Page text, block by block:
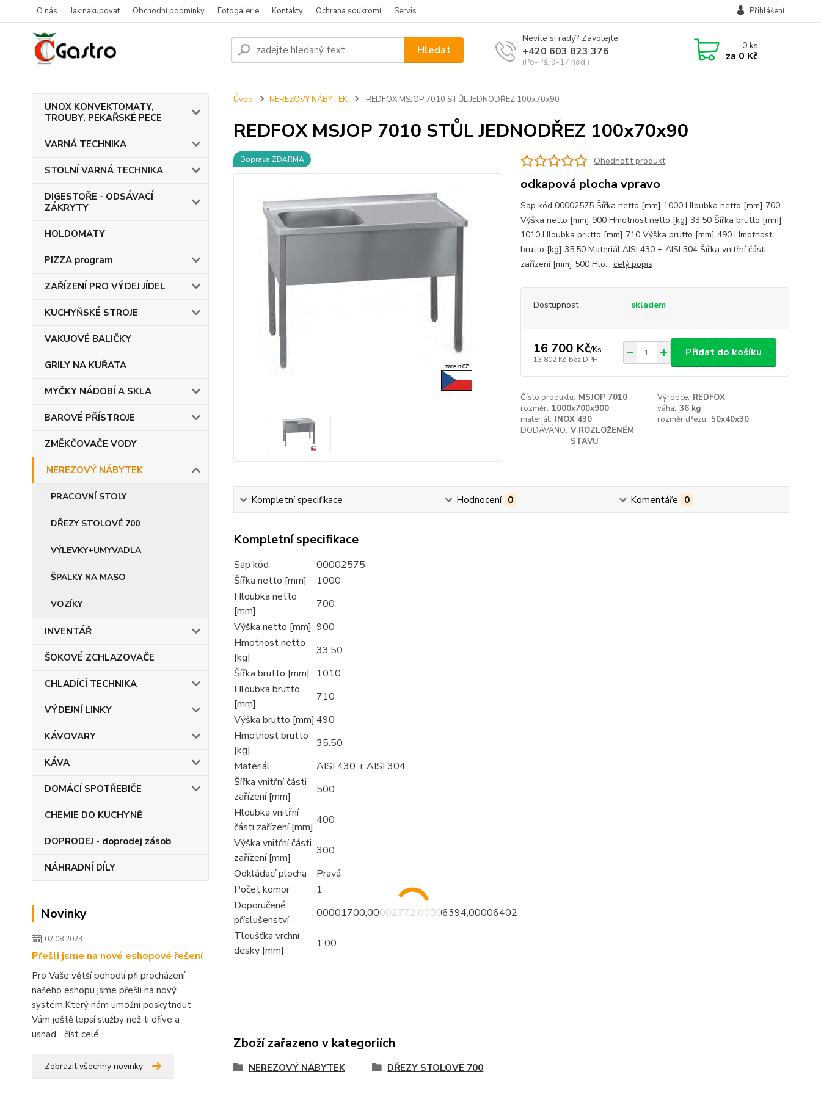
O nás Jak nakupovat Obchodní podmínky Fotogalerie Kontakty Ochrana soukromí Servis Přihlášení
Hledat
Nevíte si rady? Zavolejte.
+420 603 823 376
(Po-Pá, 9-17 hod.)
0ks
za 0 Kč
UNOX KONVEKTOMATY,
TROUBY, PEKAŘSKÉ PECE
VARNÁ TECHNIKA
STOLNÍ VARNÁ TECHNIKA
DIGESTOŘE - ODSÁVACÍ
ZÁKRYTY
HOLDOMATY
PIZZA program
ZAŘÍZENÍ PRO VÝDEJ JÍDEL
KUCHYŇSKÉ STROJE
VAKUOVÉ BALIČKY
GRILY NA KUŘATA
MYČKY NÁDOBÍ A SKLA
BAROVÉ PŘÍSTROJE
ZMĚKČOVAČE VODY
NEREZOVÝ NÁBYTEK
PRACOVNÍ STOLY
DŘEZY STOLOVÉ 700
VÝLEVKY+UMYVADLA
ŠPALKY NA MASO
VOZÍKY
INVENTÁŘ
ŠOKOVÉ ZCHLAZOVAČE
CHLADÍCÍ TECHNIKA
VÝDEJNÍ LINKY
KÁVOVARY
KÁVA
DOMÁCÍ SPOTŘEBIČE
CHEMIE DO KUCHYNĚ
DOPRODEJ - doprodej zásob
NÁHRADNÍ DÍLY
Novinky
02.08.2023
Přešli jsme na nové eshopové řešení
Pro Vaše větší pohodlí při procházení
našeho eshopu jsme přešli na nový
systém.Který nám umožní poskytnout
Vám ještě lepsí služby než-li dříve a
usnad... číst celé
Zobrazit všechny novinky
Úvod NEREZOVÝ NÁBYTEK REDFOX MSJOP 7010 STŮL JEDNODŘEZ 100x70x90
REDFOX MSJOP 7010 STŮL JEDNODŘEZ 100x70x90
Doprava ZDARMA Ohodnotit produkt
odkapová plocha vpravo
Sap kód 00002575 Šířka netto [mm] 1000 Hloubka netto [mm] 700
Výška netto [mm] 900 Hmotnost netto [kg] 33.50 Šířka brutto [mm]
1010 Hloubka brutto [mm] 710 Výška brutto [mm] 490 Hmotnost
brutto [kg] 35.50 Materiál AISI 430 + AISI 304 Šířka vnitřní části
zařízení [mm] 500 Hlo... celý popis
Dostupnost skladem
16 700 Kč/Ks
13 802 Kč bez DPH
Přidat do košíku
Číslo produktu: MSJOP 7010 Výrobce: REDFOX
rozměr: 1000x700x900 váha: 36 kg
materiál: INOX 430 rozměr dřezu: 50x40x30
DODÁVÁNO: V ROZLOŽENÉM
STAVU
Kompletní specifikace Hodnocení 0 Komentáře 0
Kompletní specifikace
Sap kód
00002575
Šířka netto [mm]
1000
Hloubka netto
[mm]
700
Výška netto [mm] 900
Hmotnost netto
[kg]
33.50
Šířka brutto [mm]
1010
Hloubka brutto
[mm]
710
Výška brutto [mm] 490
Hmotnost brutto
[kg]
35.50
Materiál
AISI 430 + AISI 304
Šířka vnitřní části
zařízení [mm]
500
Hloubka vnitřní
části zařízení [mm]
400
Výška vnitřní části
zařízení [mm]
300
Odkládací plocha
Pravá
Počet komor
1
Doporučené
příslušenství
00001700;00002772;00006394;00006402
Tloušťka vrchní
desky [mm]
1.00
Zboží zařazeno v kategoriích
NEREZOVÝ NÁBYTEK DŘEZY STOLOVÉ 700